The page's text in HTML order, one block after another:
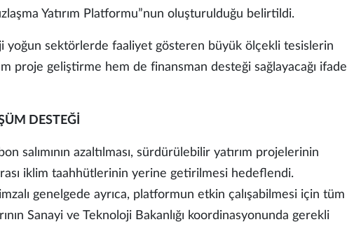
Yatırım Platformu”nun oluşturulduğu belirtildi.
yoğun sektörlerde faaliyet gösteren büyük ölçekli tesislerin
proje geliştirme hem de finansman desteği sağlayacağı ifade
DESTEĞİ
salımının azaltılması, sürdürülebilir yatırım projelerinin
iklim taahhütlerinin yerine getirilmesi hedeflendi.
genelgede ayrıca, platformun etkin çalışabilmesi için tüm
Sanayi ve Teknoloji Bakanlığı koordinasyonunda gerekli